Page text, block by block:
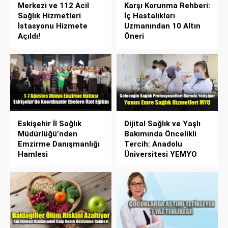
Merkezi ve 112 Acil
Sağlık Hizmetleri
İstasyonu Hizmete
Açıldı!
Karşı Korunma Rehberi:
İç Hastalıkları
Uzmanından 10 Altın
Öneri
Eskişehir İl Sağlık
Müdürlüğü’nden
Emzirme Danışmanlığı
Hamlesi
Dijital Sağlık ve Yaşlı
Bakımında Öncelikli
Tercih: Anadolu
Üniversitesi YEMYO